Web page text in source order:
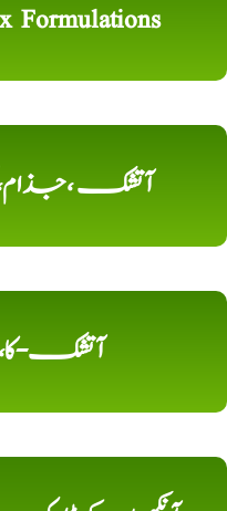
Formulations
آتشک ،جذام،
آتشک-